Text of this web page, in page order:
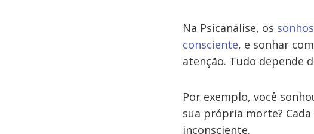
Na Psicanálise, os
consciente, e sonhar
atenção. Tudo depende
Por exemplo, você
sua própria morte?
inconsciente.